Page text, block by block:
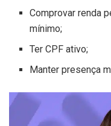
Comprovar renda
mínimo;
Ter CPF ativo;
Manter presença